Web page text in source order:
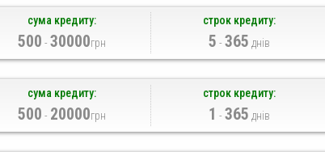
сума кредиту:
500 - 30000грн
строк кредиту:
5 -365 днів
сума кредиту:
500 - 20000грн
строк кредиту:
1 -365 днів